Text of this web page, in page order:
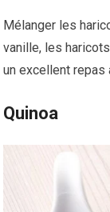
Mélanger les
vanille, les
un excellent repas
Quinoa